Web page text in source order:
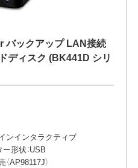
バックアップ LAN接続
ディスク (BK441D シリ
ンインタラクティブ
形状：USB
AP98117J）